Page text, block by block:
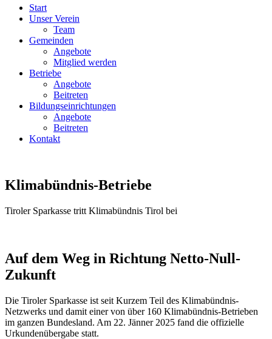
Start
Unser Verein
Team
Gemeinden
Angebote
Mitglied werden
Betriebe
Angebote
Beitreten
Bildungseinrichtungen
Angebote
Beitreten
Kontakt
Klimabündnis-Betriebe
Tiroler Sparkasse tritt Klimabündnis Tirol bei
Auf dem Weg in Richtung Netto-Null-
Zukunft
Die Tiroler Sparkasse ist seit Kurzem Teil des Klimabündnis-
Netzwerks und damit einer von über 160 Klimabündnis-Betrieben
im ganzen Bundesland. Am 22. Jänner 2025 fand die offizielle
Urkundenübergabe statt.